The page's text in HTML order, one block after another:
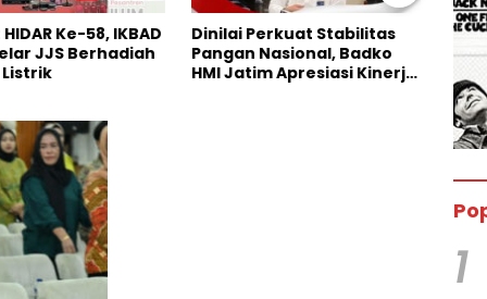
Stabilitas
Badko
Apresiasi Kinerja
Pengakuan Terbuka Kasus
Maling Sapi di Persidangan,
Pelaku Utama Justru
1